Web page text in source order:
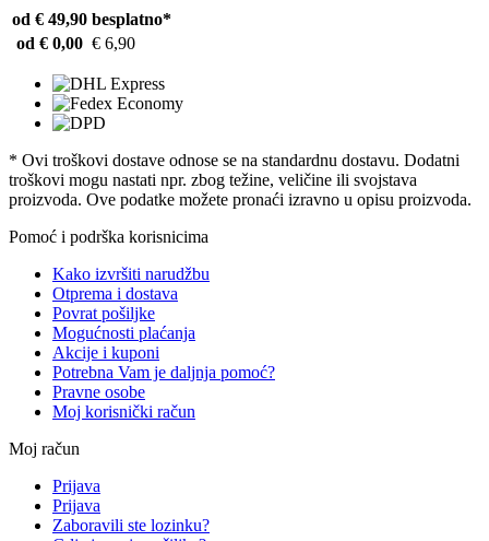
od € 49,90 besplatno*
od € 0,00 € 6,90
* Ovi troškovi dostave odnose se na standardnu ​​dostavu. Dodatni
troškovi mogu nastati npr. zbog težine, veličine ili svojstava
proizvoda. Ove podatke možete pronaći izravno u opisu proizvoda.
Pomoć i podrška korisnicima
Kako izvršiti narudžbu
Otprema i dostava
Povrat pošiljke
Mogućnosti plaćanja
Akcije i kuponi
Potrebna Vam je daljnja pomoć?
Pravne osobe
Moj korisnički račun
Moj račun
Prijava
Prijava
Zaboravili ste lozinku?